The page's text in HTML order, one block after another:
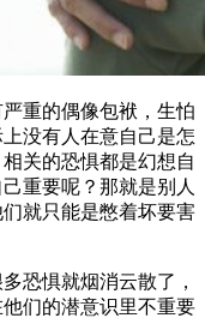
重的偶像包袱，生怕
没有人在意自己是怎
关的恐惧都是幻想自
重要呢？那就是别人
就只能是憋着坏要害
恐惧就烟消云散了，
们的潜意识里不重要